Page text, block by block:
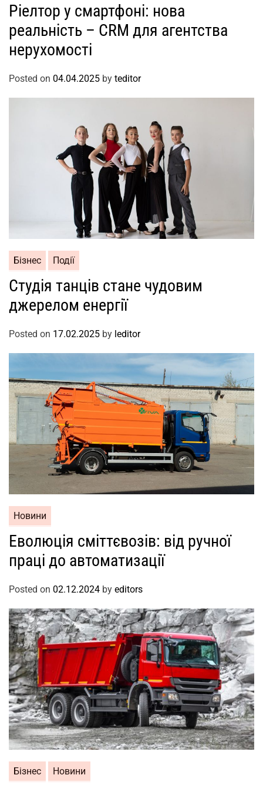
Ріелтор у смартфоні: нова
реальність – CRM для агентства
нерухомості
Posted on 04.04.2025 by teditor
Бізнес Події
Студія танців стане чудовим
джерелом енергії
Posted on 17.02.2025 by leditor
Новини
Еволюція сміттєвозів: від ручної
праці до автоматизації
Posted on 02.12.2024 by editors
Бізнес Новини